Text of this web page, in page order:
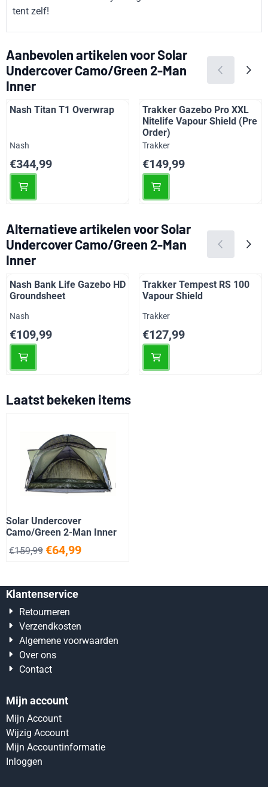
tent zelf!
Aanbevolen artikelen voorSolar
Undercover Camo/Green 2-Man
Inner
Nash Titan T1 Overwrap
Merk:
Nash
Prijs: 344,99
€344,99
Trakker Gazebo Pro XXL
Nitelife Vapour Shield (Pre
Order)
Merk:
Trakker
Prijs: 149,99
€149,99
Alternatieve artikelen voorSolar
Undercover Camo/Green 2-Man
Inner
Nash Bank Life Gazebo HD
Groundsheet
Merk:
Nash
Prijs: 109,99
€109,99
Trakker Tempest RS 100
Vapour Shield
Merk:
Trakker
Prijs: 127,99
€127,99
Laatst bekeken items
Solar Undercover
Camo/Green 2-Man Inner
€159,99 €64,99
Klantenservice
Retourneren
Verzendkosten
Algemene voorwaarden
Over ons
Contact
Mijn account
Mijn Account
Wijzig Account
Mijn Accountinformatie
Inloggen